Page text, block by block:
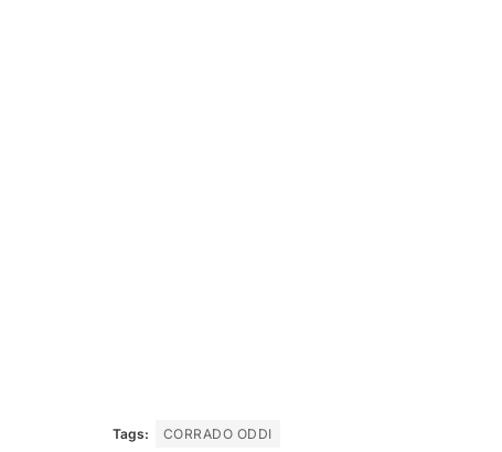
Tags: CORRADO ODDI